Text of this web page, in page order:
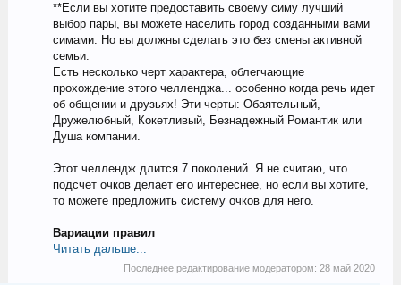
**Если вы хотите предоставить своему симу лучший
выбор пары, вы можете населить город созданными вами
симами. Но вы должны сделать это без смены активной
семьи.
Есть несколько черт характера, облегчающие
прохождение этого челленджа... особенно когда речь идет
об общении и друзьях! Эти черты: Обаятельный,
Дружелюбный, Кокетливый, Безнадежный Романтик или
Душа компании.
Этот челлендж длится 7 поколений. Я не считаю, что
подсчет очков делает его интереснее, но если вы хотите,
то можете предложить систему очков для него.
Вариации правил
Читать дальше...
Последнее редактирование модератором:28 май 2020